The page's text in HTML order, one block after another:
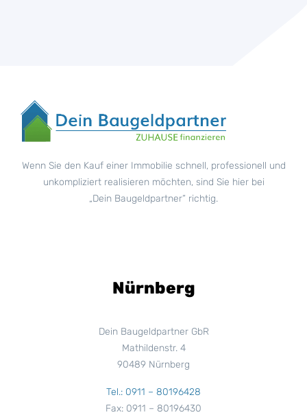
Wenn Sie den Kauf einer Immobilie schnell, professionell und
unkompliziert realisieren möchten, sind Sie hier bei
„Dein Baugeldpartner“ richtig.
Nürnberg
Dein Baugeldpartner GbR
Mathildenstr. 4
90489 Nürnberg
Tel.: 0911 – 80196428
Fax: 0911 – 80196430